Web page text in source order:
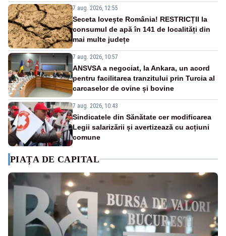
7 aug. 2026, 12:55
Seceta lovește România! RESTRICȚII la
consumul de apă în 141 de localități din
mai multe județe
7 aug. 2026, 10:57
ANSVSA a negociat, la Ankara, un acord
pentru facilitarea tranzitului prin Turcia al
carcaselor de ovine și bovine
7 aug. 2026, 10:43
Sindicatele din Sănătate cer modificarea
Legii salarizării și avertizează cu acțiuni
comune
PIAȚA DE CAPITAL